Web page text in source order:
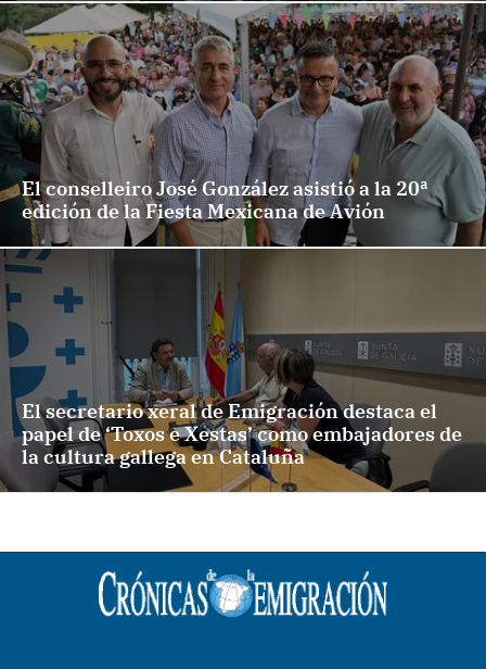
El conselleiro José González asistió a la 20ª
edición de la Fiesta Mexicana de Avión
El secretario xeral de Emigración destaca el
papel de ‘Toxos e Xestas’ como embajadores de
la cultura gallega en Cataluña